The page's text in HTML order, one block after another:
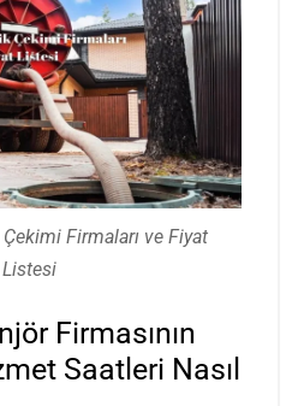
Firmaları ve Fiyat
Listesi
Firmasının
Saatleri Nasıl